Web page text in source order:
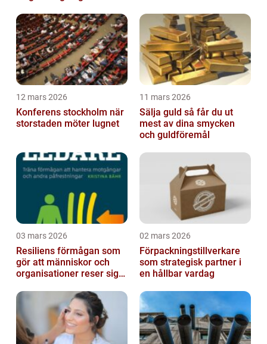
12 mars 2026
Konferens stockholm när
storstaden möter lugnet
11 mars 2026
Sälja guld så får du ut
mest av dina smycken
och guldföremål
03 mars 2026
Resiliens förmågan som
gör att människor och
organisationer reser sig
02 mars 2026
Förpackningstillverkare
som strategisk partner i
en hållbar vardag